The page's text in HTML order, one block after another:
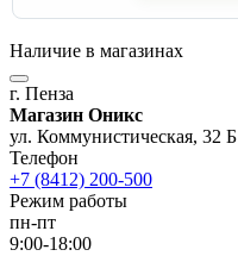
Наличие в магазинах
г. Пенза
Магазин Оникс
ул. Коммунистическая, 32 Б
Телефон
+7 (8412) 200-500
Режим работы
пн-пт
9:00-18:00